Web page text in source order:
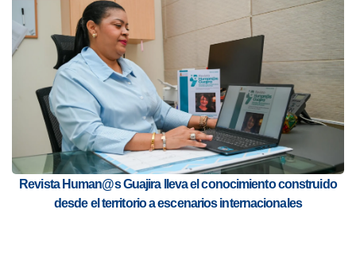
Revista Human@s Guajira lleva el conocimiento construido
desde el territorio a escenarios internacionales